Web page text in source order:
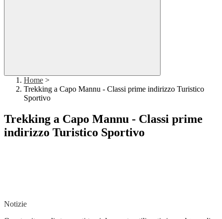
Home >
Trekking a Capo Mannu - Classi prime indirizzo Turistico
Sportivo
Trekking a Capo Mannu - Classi prime
indirizzo Turistico Sportivo
Notizie